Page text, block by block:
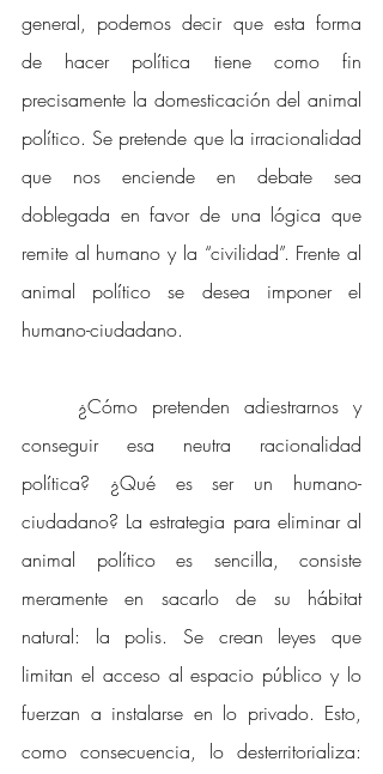
general, podemos decir que esta forma
de hacer política tiene como fin
precisamente la domesticación del animal
político. Se pretende que la irracionalidad
que nos enciende en debate sea
doblegada en favor de una lógica que
remite al humano y la “civilidad”. Frente al
animal político se desea imponer el
humano-ciudadano.
¿Cómo pretenden adiestrarnos y
conseguir esa neutra racionalidad
política? ¿Qué es ser un humano-
ciudadano? La estrategia para eliminar al
animal político es sencilla, consiste
meramente en sacarlo de su hábitat
natural: la polis. Se crean leyes que
limitan el acceso al espacio público y lo
fuerzan a instalarse en lo privado. Esto,
como consecuencia, lo desterritorializa: